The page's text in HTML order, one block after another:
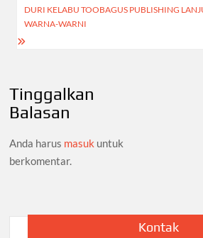
DURI KELABU TOOBAGUS PUBLISHING
WARNA-WARNI
Tinggalkan
Balasan
Anda harus masuk untuk
berkomentar.
Kontak